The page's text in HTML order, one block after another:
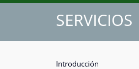
SERVICIOS
Introducción